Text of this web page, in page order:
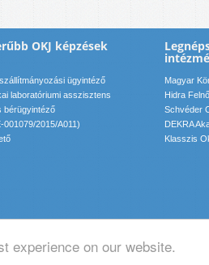
experience on our website.
OKJ képzések
szállítmányozási ügyintéző
laboratóriumi asszisztens
bérügyintéző
001079/2015/A011)
Magyar
Hidra
Schvéder
DEKRA
Klasszis
Kapcsolat: info(kukac)motadmin(pont)hu